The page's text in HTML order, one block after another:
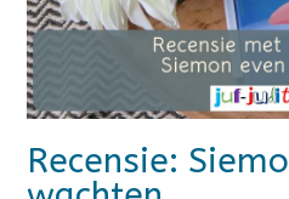
Recensie: